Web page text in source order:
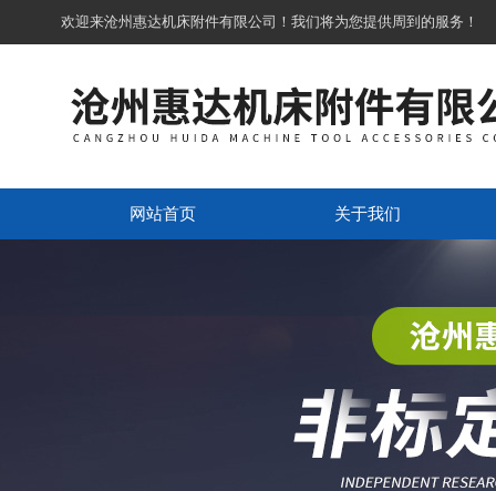
欢迎来沧州惠达机床附件有限公司！我们将为您提供周到的服务！
网站首页 关于我们